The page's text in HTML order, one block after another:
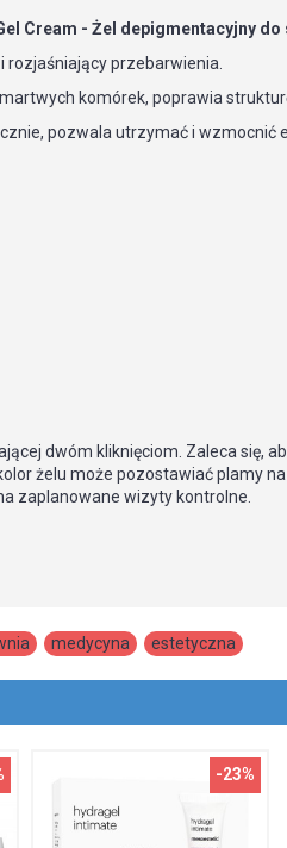
Cream - Żel depigmentacyjny do
przebarwienia.
komórek, poprawia
pozwala utrzymać i wzmocnić
dwóm kliknięciom. Zaleca się,
żelu może pozostawiać plamy
zaplanowane wizyty kontrolne.
medycyna estetyczna
-23%